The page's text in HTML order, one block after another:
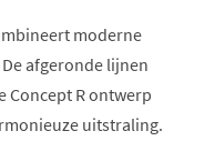
moderne
afgeronde lijnen
Concept R ontwerp
uitstraling.